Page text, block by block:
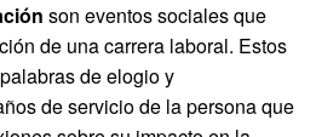
son eventos sociales que
de una carrera laboral. Estos
de elogio y
de servicio de la persona que